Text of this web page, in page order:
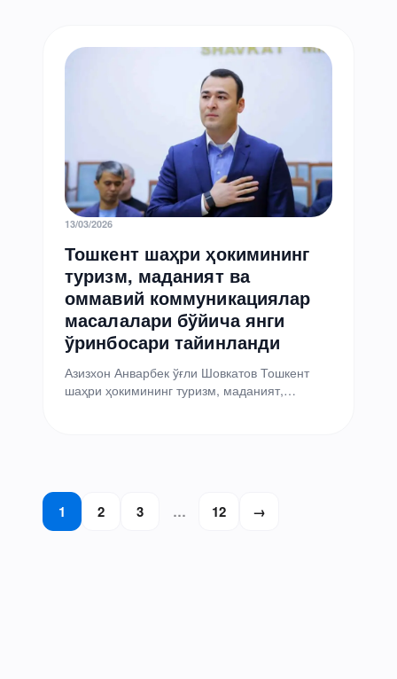
13/03/2026
Тошкент шаҳри ҳокимининг
туризм, маданият ва
оммавий коммуникациялар
масалалари бўйича янги
ўринбосари тайинланди
Азизхон Анварбек ўғли Шовкатов Тошкент
шаҳри ҳокимининг туризм, маданият,
Posts
pagination
1 2 3 … 12 →